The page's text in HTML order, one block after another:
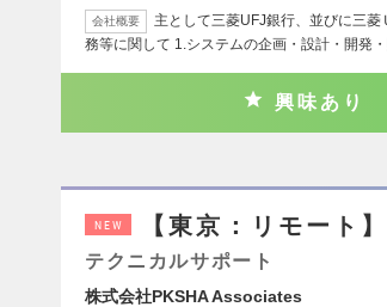
会社概要
主として三菱UFJ銀行、並びに三
務等に関して 1.システムの企画・設計・開発
興味あり
NEW 【東京：リモート
テクニカルサポート
株式会社PKSHA Associates